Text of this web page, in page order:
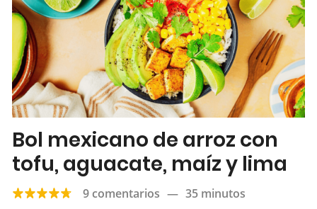
Bol mexicano de arroz con
tofu, aguacate, maíz y lima
9 comentarios — 35 minutos